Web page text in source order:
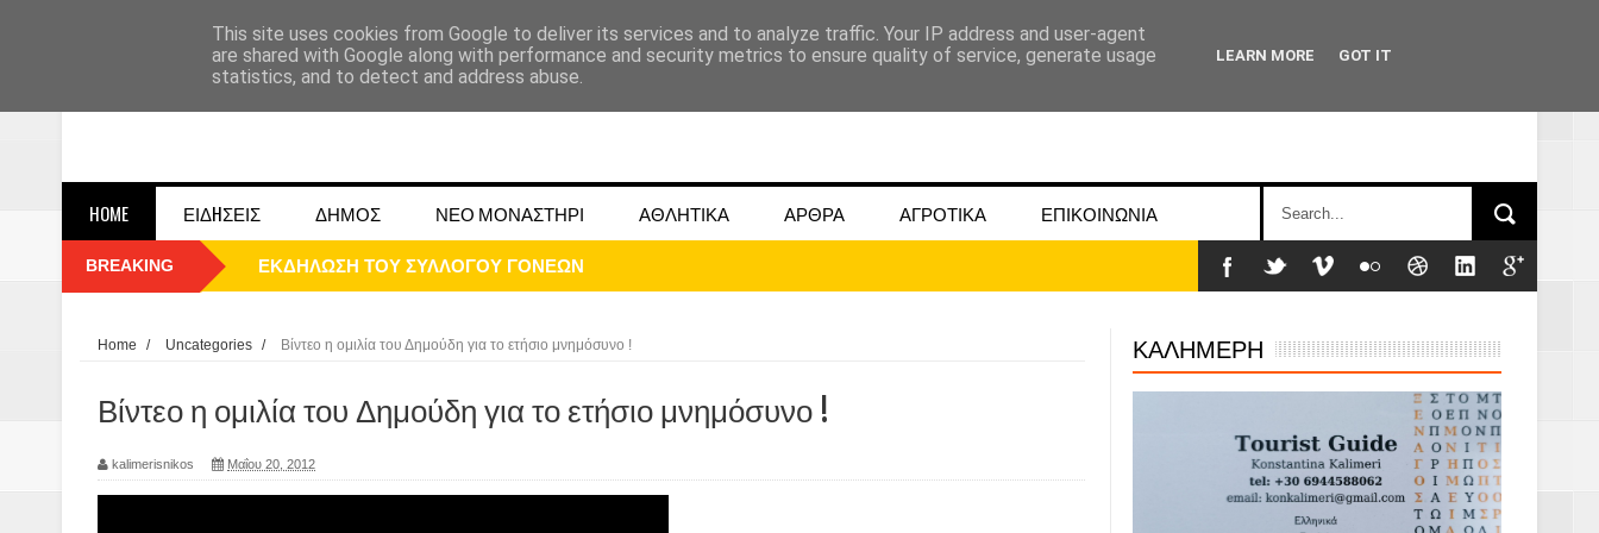
HOME ΕΙΔHΣΕΙΣ ΔΗΜΟΣ ΝΕΟ ΜΟΝΑΣΤΗΡΙ ΑΘΛΗΤΙΚΑ ΑΡΘΡΑ ΑΓΡΟΤΙΚΑ ΕΠΙΚΟΙΝΩΝΙΑ
BREAKING ΕΚΔΗΛΩΣΗ ΤΟΥ ΣΥΛΛΟΓΟΥ ΓΟΝΕΩΝ
ΠΑΡΕ΄ΛΑΣΗ 25ΗΣ 2025
ΟΙ ΕΚΔΗΛΩΣΕΙΣ ΤΟΥ ΔΗΜΟΥ ΔΟΜΟΚΟΥ ΓΙΑ ΜΑΙΟ ΚΑΙ ΙΟΥΝΙΟ 2024
Η εκτέλεση των αδελφών Παπαιωάννου στην Ομβριακή Δομοκού την 1η Δεκέμβρη 1942
Home / Uncategories / Βίντεο η ομιλία του Δημούδη για το ετήσιο μνημόσυνο !
Βίντεο η ομιλία του Δημούδη για το ετήσιο μνημόσυνο !
kalimerisnikos Μαΐου 20, 2012
ΚΑΛΗΜΕΡΗ
This site uses cookies from Google to deliver its services and to analyze traffic. Your IP address and user-agent
are shared with Google along with performance and security metrics to ensure quality of service, generate usage
statistics, and to detect and address abuse.
LEARN MORE GOT IT